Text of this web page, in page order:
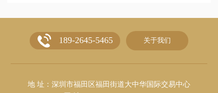
189-2645-5465 关于我们
地 址：深圳市福田区福田街道大中华国际交易中心